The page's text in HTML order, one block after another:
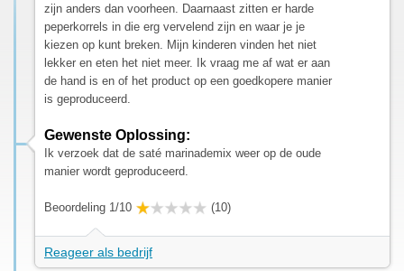
zijn anders dan voorheen. Daarnaast zitten er harde
peperkorrels in die erg vervelend zijn en waar je je
kiezen op kunt breken. Mijn kinderen vinden het niet
lekker en eten het niet meer. Ik vraag me af wat er aan
de hand is en of het product op een goedkopere manier
is geproduceerd.
Gewenste Oplossing:
Ik verzoek dat de saté marinademix weer op de oude
manier wordt geproduceerd.
Beoordeling 1/10 (10)
Reageer als bedrijf